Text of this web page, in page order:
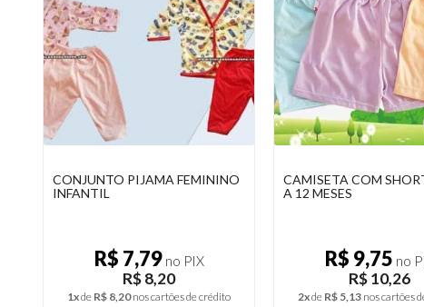
CONJUNTO PIJAMA FEMININO
INFANTIL
R$ 7,79no PIX
R$ 8,20
1xde R$ 8,20 nos cartões de crédito
CAMISETA COM
A 12 MESES
R$ 9,75 no
R$ 10,26
2xde R$ 5,13 nos cartões